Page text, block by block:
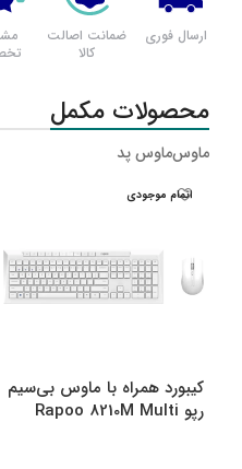
ارسال فوری
ضمانت اصالت
کالا
محصولات مکمل
ماوسماوس پد
اتمام موجودی
کیبورد همراه با ماوس بی‌سیم
رپو Rapoo 8210M Multi